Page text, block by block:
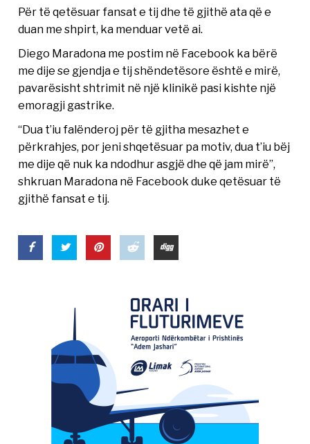
Për të qetësuar fansat e tij dhe të gjithë ata që e
duan me shpirt, ka menduar vetë ai.
Diego Maradona me postim në Facebook ka bërë
me dije se gjendja e tij shëndetësore është e mirë,
pavarësisht shtrimit në një klinikë pasi kishte një
emoragji gastrike.
“Dua t’iu falënderoj për të gjitha mesazhet e
përkrahjes, por jeni shqetësuar pa motiv, dua t’iu bëj
me dije që nuk ka ndodhur asgjë dhe që jam mirë”,
shkruan Maradona në Facebook duke qetësuar të
gjithë fansat e tij.